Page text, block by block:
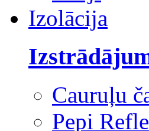
Izolācija
Cauruļu
Pepi